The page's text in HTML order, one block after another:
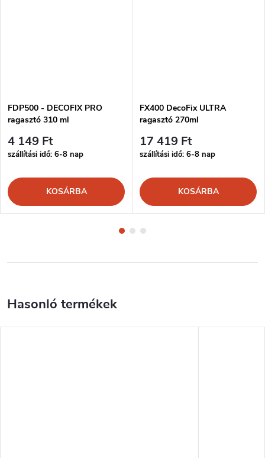
FDP500 - DECOFIX PRO
ragasztó 310 ml
4 149 Ft
szállítási idő: 6-8 nap
KOSÁRBA
FX400 DecoFix ULTRA
ragasztó 270ml
17 419 Ft
szállítási idő: 6-8 nap
KOSÁRBA